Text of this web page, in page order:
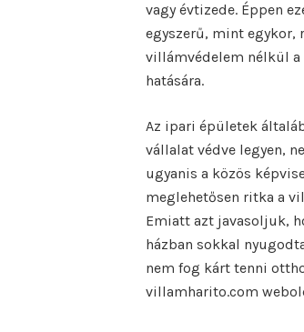
vagy évtizede. Éppen
egyszerű, mint egykor,
villámvédelem nélkül a
hatására.
Az ipari épületek
vállalat védve legyen,
ugyanis a közös
meglehetősen ritka a
Emiatt azt javasoljuk,
házban sokkal
nem fog kárt tenni
villamharito.com